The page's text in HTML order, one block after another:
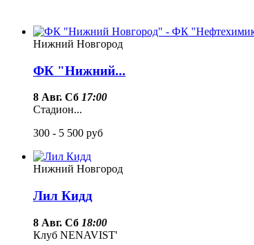
Нижний Новгород
ФК "Нижний...
8 Авг. Сб 17:00
Стадион...
300 - 5 500 руб
Нижний Новгород
Лил Кидд
8 Авг. Сб 18:00
Клуб NENAVIST'